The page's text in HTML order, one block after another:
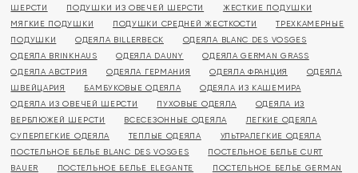
ШЕРСТИ
ПОДУШКИ ИЗ ОВЕЧЕЙ ШЕРСТИ
ЖЕСТКИЕ ПОДУШКИ
МЯГКИЕ ПОДУШКИ
ПОДУШКИ СРЕДНЕЙ ЖЕСТКОСТИ
ТРЕХКАМЕРНЫЕ
ПОДУШКИ
ОДЕЯЛА BILLERBECK
ОДЕЯЛА BLANC DES VOSGES
ОДЕЯЛА BRINKHAUS
ОДЕЯЛА DAUNY
ОДЕЯЛА GERMAN GRASS
ОДЕЯЛА АВСТРИЯ
ОДЕЯЛА ГЕРМАНИЯ ОДЕЯЛА ФРАНЦИЯ
ОДЕЯЛА
ШВЕЙЦАРИЯ
БАМБУКОВЫЕ ОДЕЯЛА
ОДЕЯЛА ИЗ КАШЕМИРА
ОДЕЯЛА ИЗ ОВЕЧЕЙ ШЕРСТИ
ПУХОВЫЕ ОДЕЯЛА
ОДЕЯЛА ИЗ
ВЕРБЛЮЖЕЙ ШЕРСТИ
ВСЕСЕЗОННЫЕ ОДЕЯЛА
ЛЕГКИЕ ОДЕЯЛА
СУПЕРЛЕГКИЕ ОДЕЯЛА
ТЕПЛЫЕ ОДЕЯЛА
УЛЬТРАЛЕГКИЕ ОДЕЯЛА
ПОСТЕЛЬНОЕ БЕЛЬЕ BLANC DES VOSGES
ПОСТЕЛЬНОЕ БЕЛЬЕ CURT
BAUER
ПОСТЕЛЬНОЕ БЕЛЬЕ ELEGANTE
ПОСТЕЛЬНОЕ БЕЛЬЕ GERMAN